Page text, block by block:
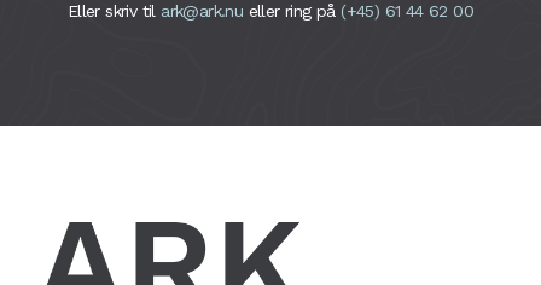
Eller skriv til ark@ark.nu eller ring på (+45) 61 44 62 00